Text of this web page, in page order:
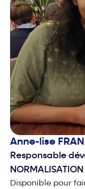
Anne-lise
Responsable
Disponible pour